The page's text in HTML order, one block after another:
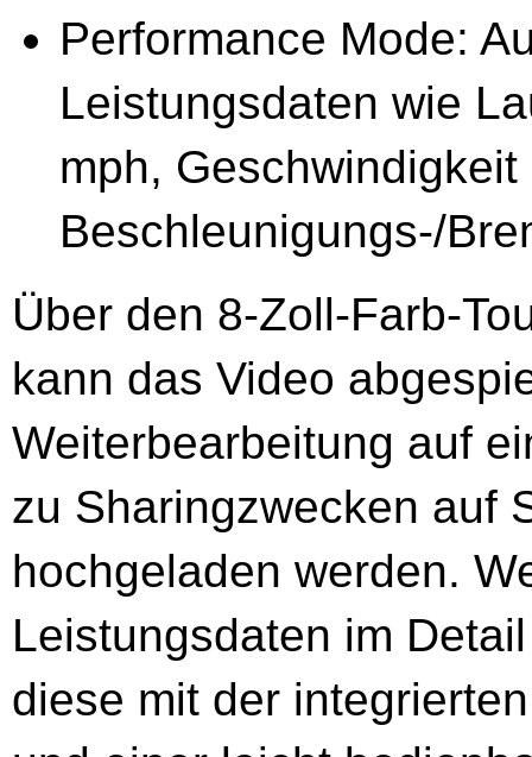
Performance Mode:
Leistungsdaten wie
mph,
Beschleunigungs-/
Über den 8-Zoll-Farb-
kann das Video
Weiterbearbeitung auf
zu Sharingzwecken auf
hochgeladen werden.
Leistungsdaten im
diese mit der